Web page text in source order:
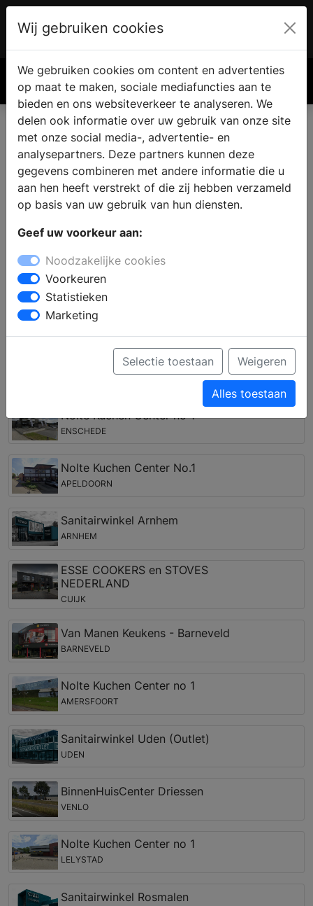
€ 0.00
Vind een nieuwe keuken in
Eibergen
de keuken gaat verbouwen vindt u in de keukenwinkel
alle informatie en inspiratie voor een nieuwe keuken.
Welke keukenstijl past bij u en uw woning en wat zijn
de laatste keukentrends? Door middel van persoonlijk
advies van een ervaren medewerker kunt u een
complete keuken samenstellen en krijgt u deskundig
advies over inbouwapparatuur van verschillende
Keukenwinkels in de regio Eibergen
Nolte Kuchen Center no 1
ENSCHEDE
Nolte Kuchen Center No.1
APELDOORN
Sanitairwinkel Arnhem
ARNHEM
ESSE COOKERS en STOVES
NEDERLAND
CUIJK
Van Manen Keukens - Barneveld
BARNEVELD
Nolte Kuchen Center no 1
AMERSFOORT
Sanitairwinkel Uden (Outlet)
UDEN
BinnenHuisCenter Driessen
VENLO
Nolte Kuchen Center no 1
LELYSTAD
Sanitairwinkel Rosmalen
Wij gebruiken cookies
We gebruiken cookies om content en advertenties
op maat te maken, sociale mediafuncties aan te
bieden en ons websiteverkeer te analyseren. We
delen ook informatie over uw gebruik van onze site
met onze social media-, advertentie- en
analysepartners. Deze partners kunnen deze
gegevens combineren met andere informatie die u
aan hen heeft verstrekt of die zij hebben verzameld
op basis van uw gebruik van hun diensten.
Geef uw voorkeur aan:
Noodzakelijke cookies
Voorkeuren
Statistieken
Marketing
Selectie toestaan Weigeren
Alles toestaan